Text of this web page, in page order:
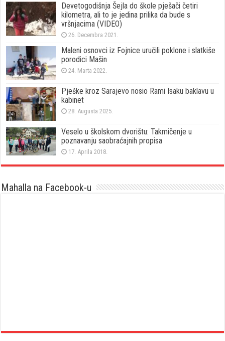
Devetogodišnja Šejla do škole pješači četiri
kilometra, ali to je jedina prilika da bude s
vršnjacima (VIDEO)
26. Decembra 2021.
Maleni osnovci iz Fojnice uručili poklone i slatkiše
porodici Mašin
24. Marta 2022.
Pješke kroz Sarajevo nosio Rami Isaku baklavu u
kabinet
28. Augusta 2025.
Veselo u školskom dvorištu: Takmičenje u
poznavanju saobraćajnih propisa
17. Aprila 2018.
Mahalla na Facebook-u